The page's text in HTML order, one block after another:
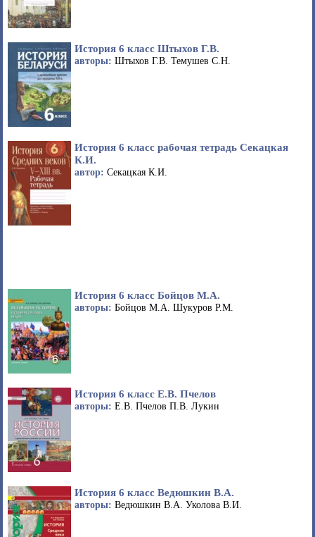
История 6 класс Штыхов Г.В.
авторы: Штыхов Г.В. Темушев С.Н.
История 6 класс рабочая тетрадь Секацкая
К.И.
автор: Секацкая К.И.
История 6 класс Бойцов М.А.
авторы: Бойцов М.А. Шукуров Р.М.
История 6 класс Е.В. Пчелов
авторы: Е.В. Пчелов П.В. Лукин
История 6 класс Ведюшкин В.А.
авторы: Ведюшкин В.А. Уколова В.И.